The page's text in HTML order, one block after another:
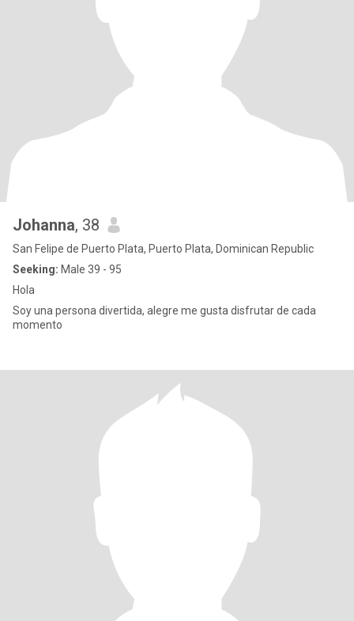
Johanna, 38
San Felipe de Puerto Plata, Puerto Plata, Dominican Republic
Seeking: Male 39 - 95
Hola
Soy una persona divertida, alegre me gusta disfrutar de cada
momento